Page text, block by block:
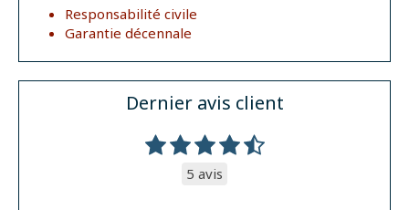
Responsabilité civile
Garantie décennale
Dernier avis client
5 avis